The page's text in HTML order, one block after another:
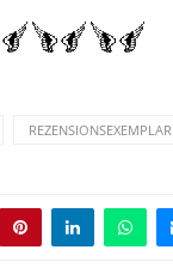
REZENSIONSEXEMPLAR